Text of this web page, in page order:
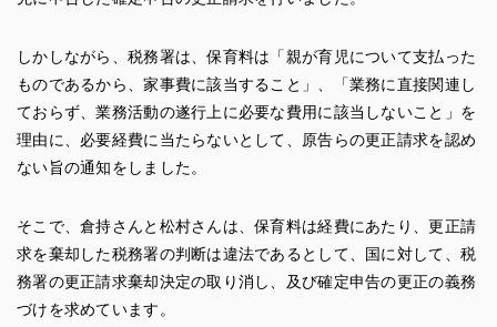
しかしながら、税務署は、保育料は「親が育児について支払った
ものであるから、家事費に該当すること」、「業務に直接関連し
ておらず、業務活動の遂行上に必要な費用に該当しないこと」を
理由に、必要経費に当たらないとして、原告らの更正請求を認め
ない旨の通知をしました。
そこで、倉持さんと松村さんは、保育料は経費にあたり、更正請
求を棄却した税務署の判断は違法であるとして、国に対して、税
務署の更正請求棄却決定の取り消し、及び確定申告の更正の義務
づけを求めています。